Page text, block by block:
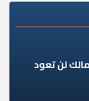
لن تعود